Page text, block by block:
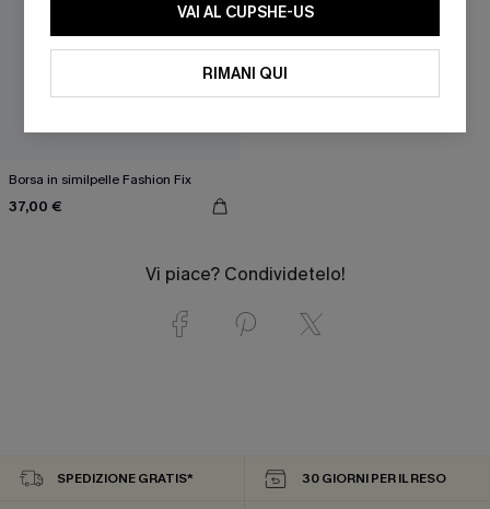
Borsa in similpelle Fashion Fix
37,00 €
Vi piace? Condividetelo!
VAI AL CUPSHE-US
RIMANI QUI
SPEDIZIONE GRATIS* 30 GIORNI PER IL RESO